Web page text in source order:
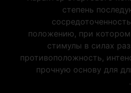
степень
положению, при
стимулы в силах
противоположность,
прочную основу для